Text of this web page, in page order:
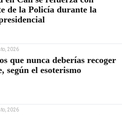
de la Policía durante la
2026
que nunca deberías recoger
según el esoterismo
2026